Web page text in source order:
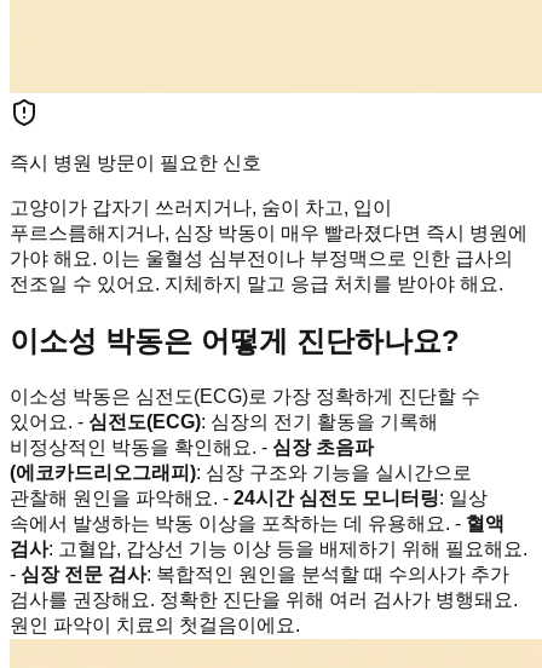
즉시 병원 방문이 필요한 신호
고양이가 갑자기 쓰러지거나, 숨이 차고, 입이
푸르스름해지거나, 심장 박동이 매우 빨라졌다면 즉시 병원에
가야 해요. 이는 울혈성 심부전이나 부정맥으로 인한 급사의
전조일 수 있어요. 지체하지 말고 응급 처치를 받아야 해요.
이소성 박동은 어떻게 진단하나요?
이소성 박동은 심전도(ECG)로 가장 정확하게 진단할 수
있어요. - 심전도(ECG): 심장의 전기 활동을 기록해
비정상적인 박동을 확인해요. - 심장 초음파
(에코카드리오그래피): 심장 구조와 기능을 실시간으로
관찰해 원인을 파악해요. - 24시간 심전도 모니터링: 일상
속에서 발생하는 박동 이상을 포착하는 데 유용해요. - 혈액
검사: 고혈압, 갑상선 기능 이상 등을 배제하기 위해 필요해요.
- 심장 전문 검사: 복합적인 원인을 분석할 때 수의사가 추가
검사를 권장해요. 정확한 진단을 위해 여러 검사가 병행돼요.
원인 파악이 치료의 첫걸음이에요.